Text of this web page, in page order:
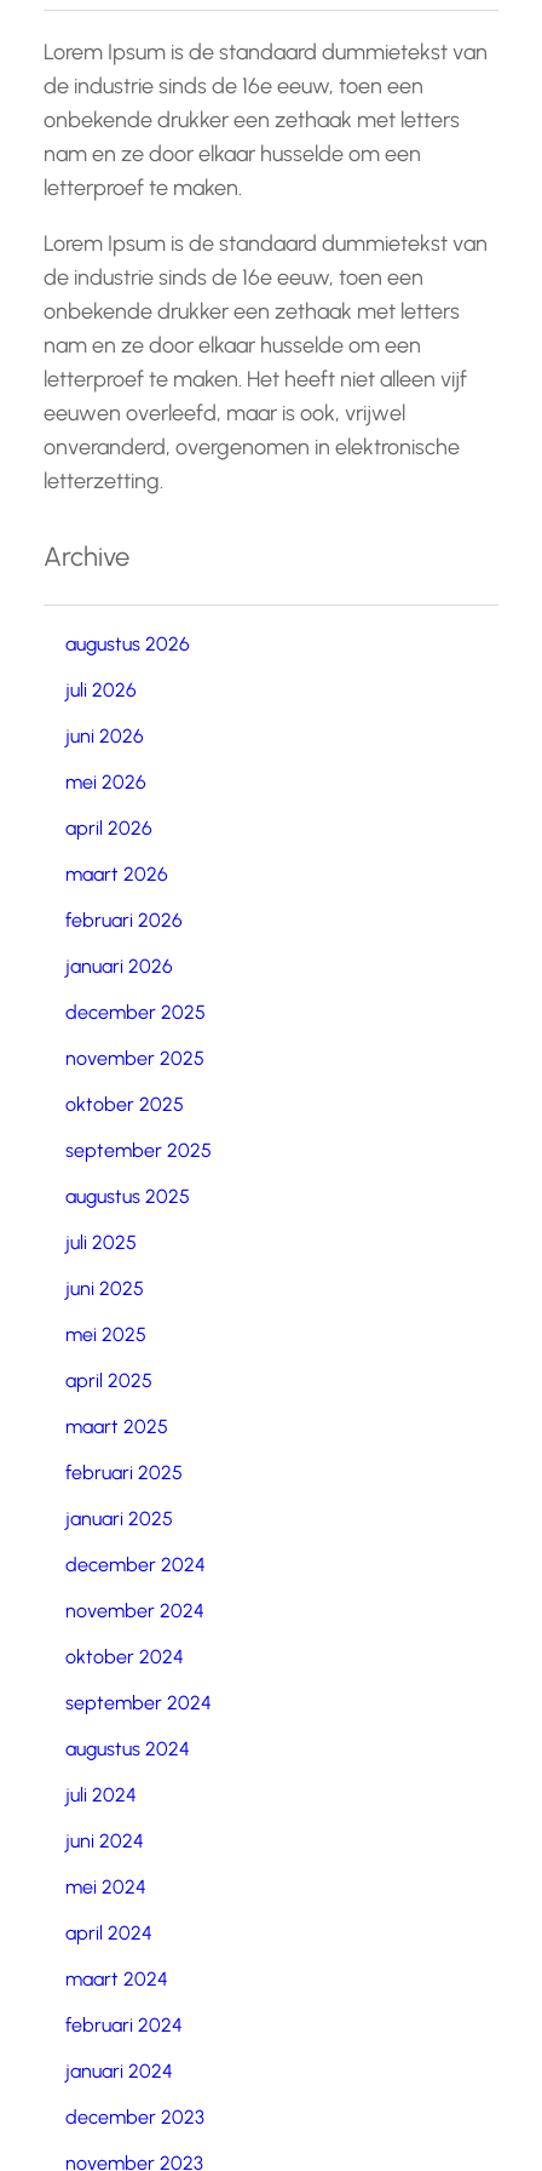
Lorem Ipsum is de standaard dummietekst van
de industrie sinds de 16e eeuw, toen een
onbekende drukker een zethaak met letters
nam en ze door elkaar husselde om een
letterproef te maken.
Lorem Ipsum is de standaard dummietekst van
de industrie sinds de 16e eeuw, toen een
onbekende drukker een zethaak met letters
nam en ze door elkaar husselde om een
letterproef te maken. Het heeft niet alleen vijf
eeuwen overleefd, maar is ook, vrijwel
onveranderd, overgenomen in elektronische
letterzetting.
Archive
augustus 2026
juli 2026
juni 2026
mei 2026
april 2026
maart 2026
februari 2026
januari 2026
december 2025
november 2025
oktober 2025
september 2025
augustus 2025
juli 2025
juni 2025
mei 2025
april 2025
maart 2025
februari 2025
januari 2025
december 2024
november 2024
oktober 2024
september 2024
augustus 2024
juli 2024
juni 2024
mei 2024
april 2024
maart 2024
februari 2024
januari 2024
december 2023
november 2023